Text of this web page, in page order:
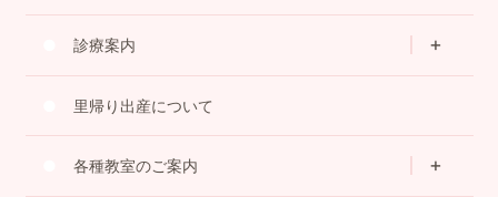
診療案内
里帰り出産について
各種教室のご案内